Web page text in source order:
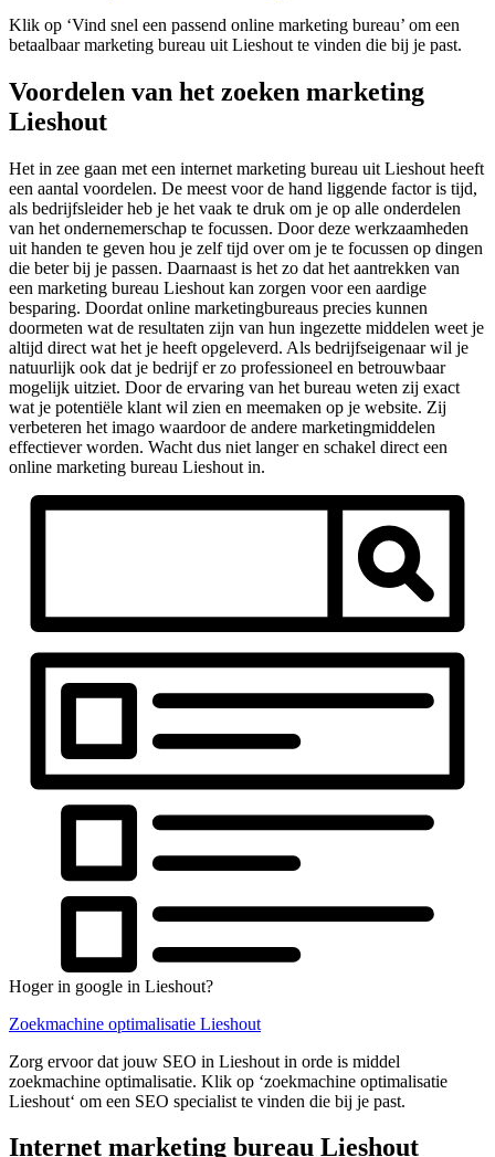
Klik op ‘Vind snel een passend online marketing bureau’ om een
betaalbaar marketing bureau uit Lieshout te vinden die bij je past.
Voordelen van het zoeken marketing
Lieshout
Het in zee gaan met een internet marketing bureau uit Lieshout heeft
een aantal voordelen. De meest voor de hand liggende factor is tijd,
als bedrijfsleider heb je het vaak te druk om je op alle onderdelen
van het ondernemerschap te focussen. Door deze werkzaamheden
uit handen te geven hou je zelf tijd over om je te focussen op dingen
die beter bij je passen. Daarnaast is het zo dat het aantrekken van
een marketing bureau Lieshout kan zorgen voor een aardige
besparing. Doordat online marketingbureaus precies kunnen
doormeten wat de resultaten zijn van hun ingezette middelen weet je
altijd direct wat het je heeft opgeleverd. Als bedrijfseigenaar wil je
natuurlijk ook dat je bedrijf er zo professioneel en betrouwbaar
mogelijk uitziet. Door de ervaring van het bureau weten zij exact
wat je potentiële klant wil zien en meemaken op je website. Zij
verbeteren het imago waardoor de andere marketingmiddelen
effectiever worden. Wacht dus niet langer en schakel direct een
online marketing bureau Lieshout in.
Hoger in google in Lieshout?
Zoekmachine optimalisatie Lieshout
Zorg ervoor dat jouw SEO in Lieshout in orde is middel
zoekmachine optimalisatie. Klik op ‘zoekmachine optimalisatie
Lieshout‘ om een SEO specialist te vinden die bij je past.
Internet marketing bureau Lieshout